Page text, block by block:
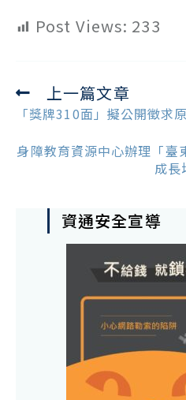
Post Views: 233
Read
more
上一篇文章
「獎牌310面」擬公開徵求
身障教育資源中心辦理「
成長
資通安全宣導